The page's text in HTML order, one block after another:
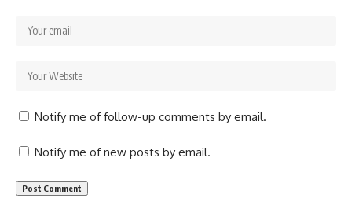
Notify me of follow-up comments by email.
Notify me of new posts by email.